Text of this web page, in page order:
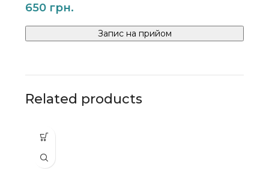
650
Запис на прийом
Related products